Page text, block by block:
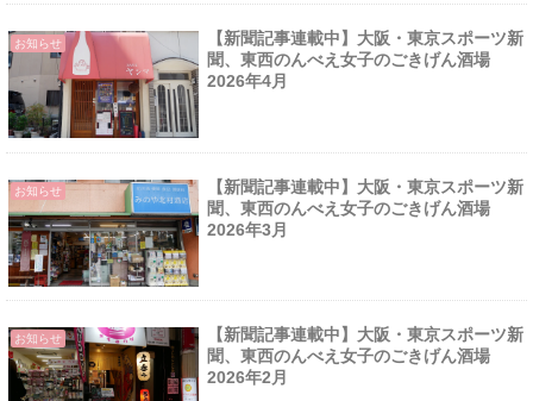
お知らせ
【新聞記事連載中】大阪・東京スポーツ新
聞、東西のんべえ女子のごきげん酒場
2026年4月
お知らせ
【新聞記事連載中】大阪・東京スポーツ新
聞、東西のんべえ女子のごきげん酒場
2026年3月
お知らせ
【新聞記事連載中】大阪・東京スポーツ新
聞、東西のんべえ女子のごきげん酒場
2026年2月